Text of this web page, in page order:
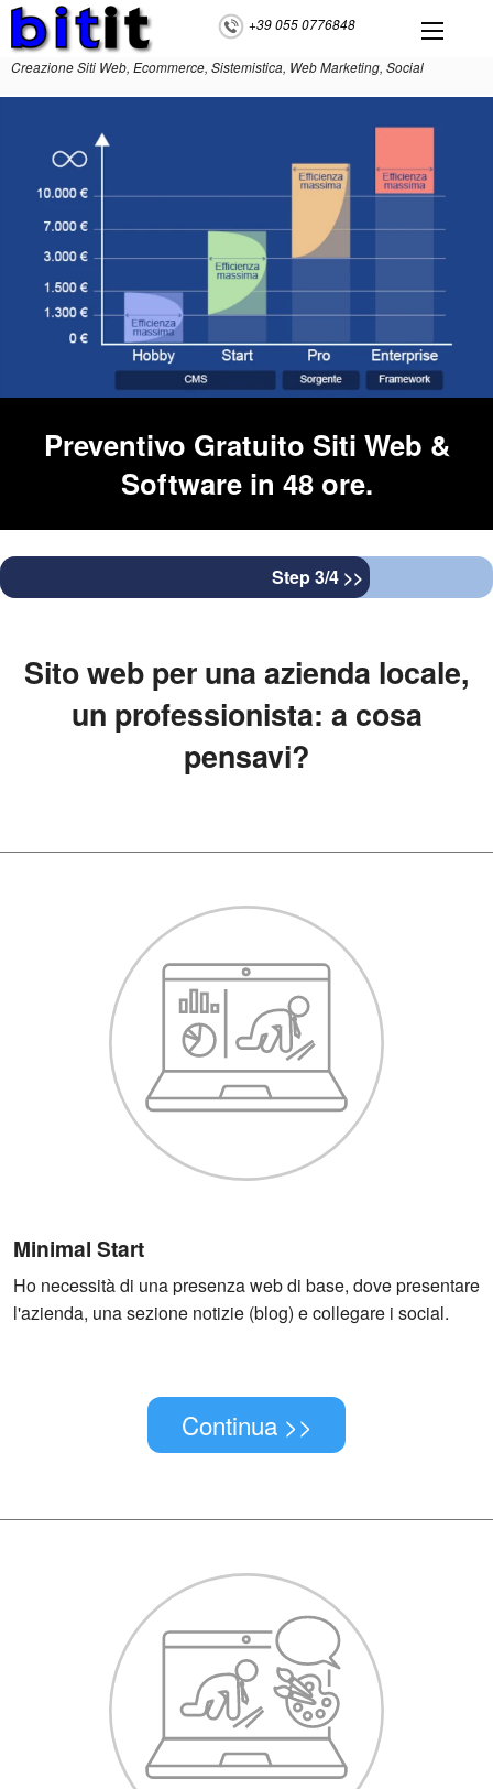
+39 055 0776848
Creazione Siti Web, Ecommerce, Sistemistica, Web Marketing, Social
Preventivo Gratuito Siti Web &
Software in 48 ore.
Step 3/4 >>
Sito web per una azienda locale,
un professionista: a cosa
pensavi?
Minimal Start
Ho necessità di una presenza web di base, dove presentare
l'azienda, una sezione notizie (blog) e collegare i social.
Continua >>